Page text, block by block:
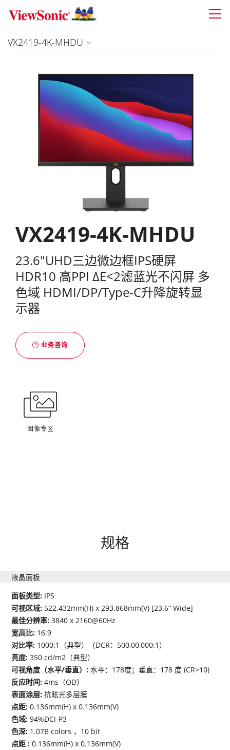
Skip to main content
VX2419-4K-MHDU
VX2419-4K-MHDU
23.6"UHD三边微边框IPS硬屏
HDR10 高PPI ΔE<2滤蓝光不闪屏 多
色域 HDMI/DP/Type-C升降旋转显
示器
业务咨询
图像专区
规格
液晶面板
面板类型: IPS
可视区域: 522.432mm(H) x 293.868mm(V) [23.6” Wide]
最佳分辨率:3840 x 2160@60Hz
宽高比: 16:9
对比率: 1000:1（典型）（DCR：500,00,000:1）
亮度:350 cd/m2（典型）
可视角度（水平/垂直）: 水平：178度；垂直：178 度 (CR>10)
反应时间:4ms（OD）
表面涂层:抗眩光多层膜
点距:0.136mm(H) x 0.136mm(V)
色域:94%DCI-P3
色深: 1.07B colors ，10 bit
点距 :0.136mm(H) x 0.136mm(V)